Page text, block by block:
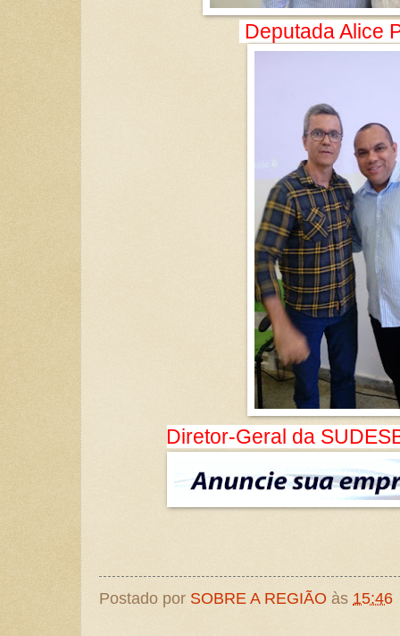
Deputada Alice
Diretor-Geral da
Postado por SOBRE A REGIÃO às 15:46